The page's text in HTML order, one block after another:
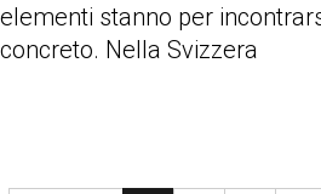
elementi stanno per
concreto. Nella Svizzera